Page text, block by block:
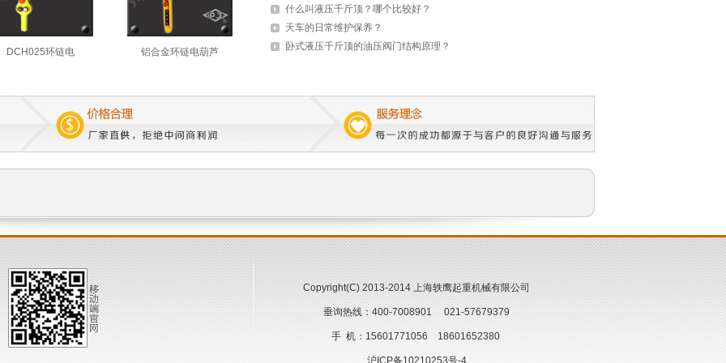
DCH025环链电 铝合金环链电葫芦
什么叫液压千斤顶？哪个比较好？
天车的日常维护保养？
卧式液压千斤顶的油压阀门结构原理？
Copyright(C) 2013-2014 上海轶鹰起重机械有限公司
垂询热线：400-7008901 021-57679379
手 机：15601771056 18601652380
沪ICP备10210253号-4